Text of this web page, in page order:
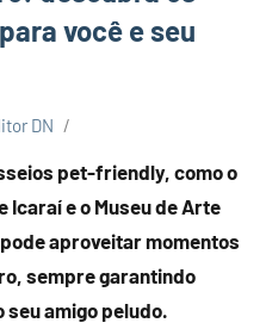
você e seu
DN
pet-friendly, como o
Icaraí e o Museu de Arte
aproveitar momentos
sempre garantindo
seu amigo peludo.